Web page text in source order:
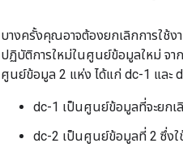
บางครั้งคุณอาจต้องยกเลิกการใช้
ปฏิบัติการใหม่ในศูนย์ข้อมูลใหม่ จา
ศูนย์ข้อมูล 2 แห่ง ได้แก่ dc-1 และ
dc-1 เป็นศูนย์ข้อมูลที่จะยกเ
dc-2 เป็นศูนย์ข้อมูลที่ 2 ซึ่งใ